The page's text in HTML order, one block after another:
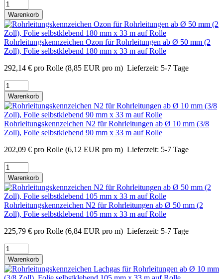
Warenkorb
Rohrleitungskennzeichen Ozon für Rohrleitungen ab Ø 50 mm (2
Zoll), Folie selbstklebend 180 mm x 33 m auf Rolle
292,14 € pro Rolle (8,85 EUR pro m) Lieferzeit: 5-7 Tage
Warenkorb
Rohrleitungskennzeichen N2 für Rohrleitungen ab Ø 10 mm (3/8
Zoll), Folie selbstklebend 90 mm x 33 m auf Rolle
202,09 € pro Rolle (6,12 EUR pro m) Lieferzeit: 5-7 Tage
Warenkorb
Rohrleitungskennzeichen N2 für Rohrleitungen ab Ø 50 mm (2
Zoll), Folie selbstklebend 105 mm x 33 m auf Rolle
225,79 € pro Rolle (6,84 EUR pro m) Lieferzeit: 5-7 Tage
Warenkorb